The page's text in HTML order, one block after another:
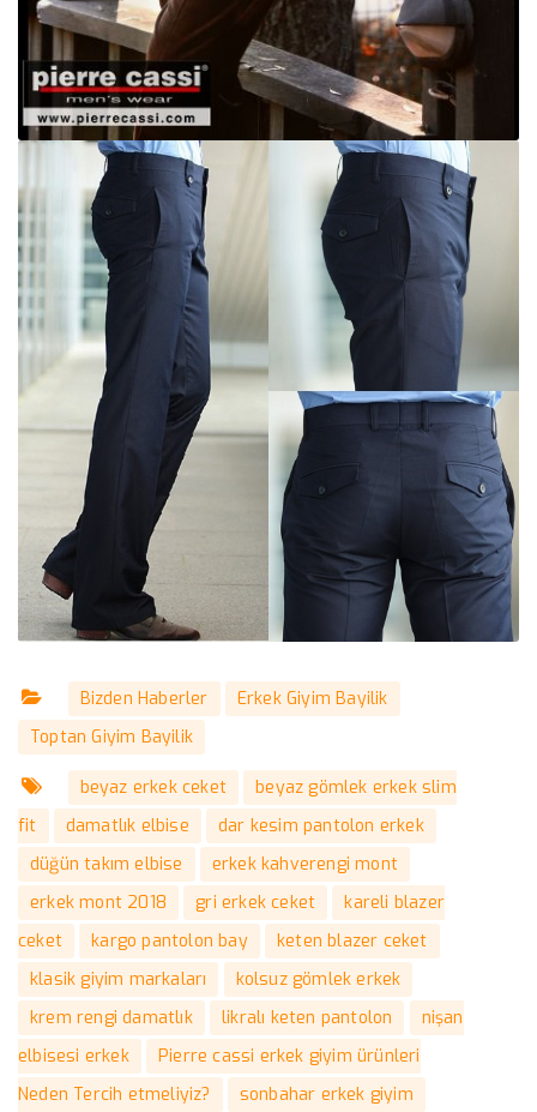
Bizden Haberler
Erkek Giyim Bayilik
Toptan Giyim Bayilik
beyaz erkek ceket
beyaz gömlek erkek slim
fit
damatlık elbise
dar kesim pantolon erkek
düğün takım elbise
erkek kahverengi mont
erkek mont 2018
gri erkek ceket
kareli blazer
ceket
kargo pantolon bay
keten blazer ceket
klasik giyim markaları
kolsuz gömlek erkek
krem rengi damatlık
likralı keten pantolon
nişan
elbisesi erkek
Pierre cassi erkek giyim ürünleri
Neden Tercih etmeliyiz?
sonbahar erkek giyim